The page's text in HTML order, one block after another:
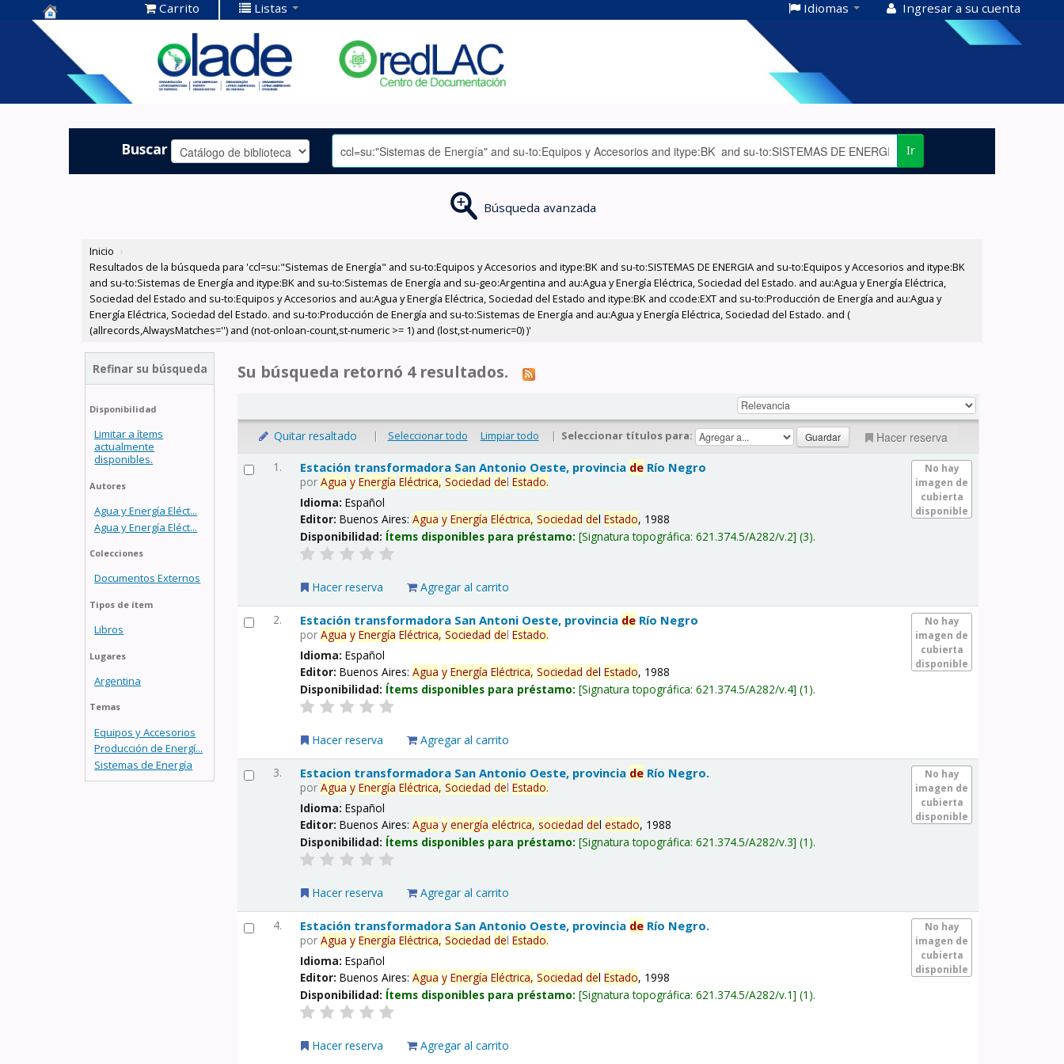
Centro de
Documentación
OLADE -
Carrito Listas Idiomas Ingresar a su cuenta
Buscar Ir
Búsqueda avanzada
Inicio ›
Resultados de la búsqueda para 'ccl=su:"Sistemas de Energía" and su-to:Equipos y Accesorios and itype:BK and su-to:SISTEMAS DE ENERGIA and su-to:Equipos y Accesorios and itype:BK
and su-to:Sistemas de Energía and itype:BK and su-to:Sistemas de Energía and su-geo:Argentina and au:Agua y Energía Eléctrica, Sociedad del Estado. and au:Agua y Energía Eléctrica,
Sociedad del Estado and su-to:Equipos y Accesorios and au:Agua y Energía Eléctrica, Sociedad del Estado and itype:BK and ccode:EXT and su-to:Producción de Energía and au:Agua y
Energía Eléctrica, Sociedad del Estado. and su-to:Producción de Energía and su-to:Sistemas de Energía and au:Agua y Energía Eléctrica, Sociedad del Estado. and (
(allrecords,AlwaysMatches='') and (not-onloan-count,st-numeric >= 1) and (lost,st-numeric=0) )'
Refinar su búsqueda
Disponibilidad
Limitar a ítems
actualmente
disponibles.
Autores
Agua y Energía Eléct...
Agua y Energía Eléct...
Colecciones
Documentos Externos
Tipos de ítem
Libros
Lugares
Argentina
Temas
Equipos y Accesorios
Producción de Energí...
Sistemas de Energía
Su búsqueda retornó 4 resultados.
Quitar resaltado | Seleccionar todo Limpiar todo | Seleccionar títulos para: Hacer reserva
1.
No hay
imagen de
cubierta
disponible
Estación transformadora San Antonio Oeste, provincia de Río Negro
porAgua y Energía Eléctrica, Sociedad delEstado.
Idioma:Español
Editor:Buenos Aires:Agua y Energía Eléctrica, Sociedad delEstado, 1988
Disponibilidad: Ítems disponibles para préstamo: Signatura topográfica:621.374.5/A282/v.2 (3).
Hacer reserva Agregar al carrito
2.
No hay
imagen de
cubierta
disponible
Estación transformadora San Antoni Oeste, provincia de Río Negro
porAgua y Energía Eléctrica, Sociedad delEstado.
Idioma:Español
Editor:Buenos Aires:Agua y Energía Eléctrica, Sociedad delEstado, 1988
Disponibilidad: Ítems disponibles para préstamo: Signatura topográfica:621.374.5/A282/v.4 (1).
Hacer reserva Agregar al carrito
3.
No hay
imagen de
cubierta
disponible
Estacion transformadora San Antonio Oeste, provincia de Río Negro.
porAgua y Energía Eléctrica, Sociedad delEstado.
Idioma:Español
Editor:Buenos Aires:Agua y energía eléctrica, sociedad delestado, 1988
Disponibilidad: Ítems disponibles para préstamo: Signatura topográfica:621.374.5/A282/v.3 (1).
Hacer reserva Agregar al carrito
4.
No hay
imagen de
cubierta
disponible
Estación transformadora San Antonio Oeste, provincia de Río Negro.
porAgua y Energía Eléctrica, Sociedad delEstado.
Idioma:Español
Editor:Buenos Aires:Agua y Energía Eléctrica, Sociedad delEstado, 1998
Disponibilidad: Ítems disponibles para préstamo: Signatura topográfica:621.374.5/A282/v.1 (1).
Hacer reserva Agregar al carrito